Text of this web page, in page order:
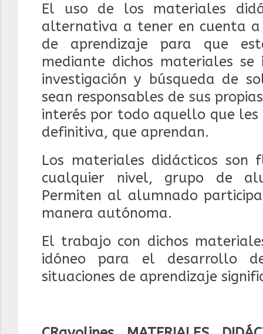
El uso de los materiales
alternativa a tener en cuenta
de aprendizaje para que
mediante dichos materiales
investigación y búsqueda de
sean responsables de sus
interés por todo aquello que
definitiva, que aprendan.
Los materiales didácticos son
cualquier nivel, grupo de
Permiten al alumnado
manera autónoma.
El trabajo con dichos
idóneo para el desarrollo
situaciones de aprendizaje